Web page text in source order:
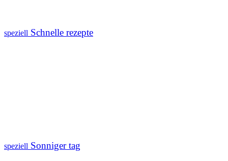
speziell Schnelle rezepte
speziell Sonniger tag